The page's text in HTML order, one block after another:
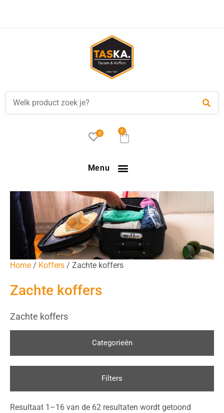
0 0
Menu
Home / Koffers / Zachte koffers
Zachte koffers
Zachte koffers
Categorieën
Filters
Resultaat 1–16 van de 62 resultaten wordt getoond